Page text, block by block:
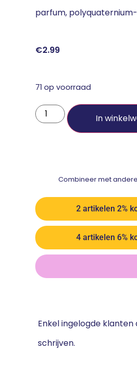
parfum,
€2.99
71 op voorraad
In
Combineer met
2 artikelen 2%
4 artikelen 6%
Enkel ingelogde
schrijven.